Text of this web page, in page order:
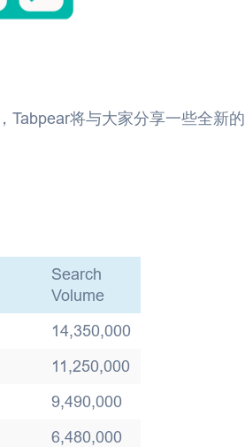
Tabpear将与大家分享一些全新的
Search
Volume
14,350,000
11,250,000
9,490,000
6,480,000